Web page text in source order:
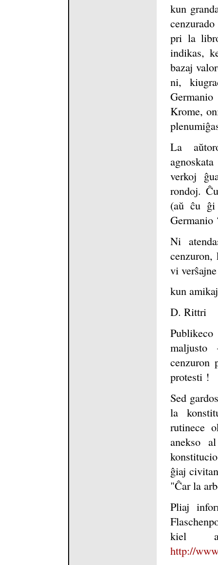
kun
pri la
indikas,
bazaj
ni,
Krome,
La
verkoj
rondoj.
(aŭ ĉu ĝi
Germanio
Ni
vi
kun
D. Rittri
cenzuron
protesti !
Sed
la
rutinece
anekso
ĝiaj
"Ĉar la
Pliaj
kiel
http://